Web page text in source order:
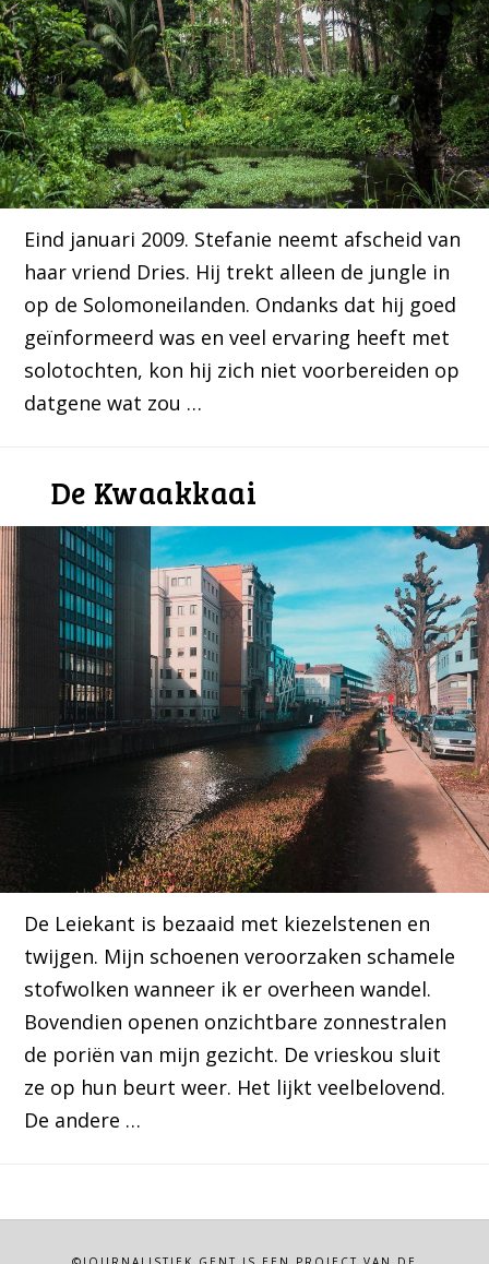
Eind januari 2009. Stefanie neemt afscheid van
haar vriend Dries. Hij trekt alleen de jungle in
op de Solomoneilanden. Ondanks dat hij goed
geïnformeerd was en veel ervaring heeft met
solotochten, kon hij zich niet voorbereiden op
datgene wat zou …
De Kwaakkaai
De Leiekant is bezaaid met kiezelstenen en
twijgen. Mijn schoenen veroorzaken schamele
stofwolken wanneer ik er overheen wandel.
Bovendien openen onzichtbare zonnestralen
de poriën van mijn gezicht. De vrieskou sluit
ze op hun beurt weer. Het lijkt veelbelovend.
De andere …